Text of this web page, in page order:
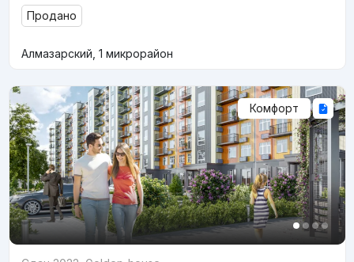
Продано
Алмазарский, 1 микрорайон
Комфорт